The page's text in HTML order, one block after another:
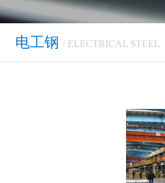
电工钢 / ELECTRICAL STEEL